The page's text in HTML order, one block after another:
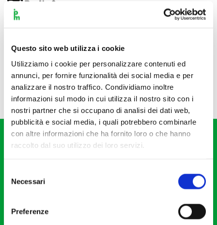
Questo sito web utilizza i cookie
Utilizziamo i cookie per personalizzare contenuti ed
annunci, per fornire funzionalità dei social media e per
analizzare il nostro traffico. Condividiamo inoltre
informazioni sul modo in cui utilizza il nostro sito con i
nostri partner che si occupano di analisi dei dati web,
pubblicità e social media, i quali potrebbero combinarle
con altre informazioni che ha fornito loro o che hanno
raccolto dal suo utilizzo dei loro servizi.
delNecessari
Preferenze
20121 Milano